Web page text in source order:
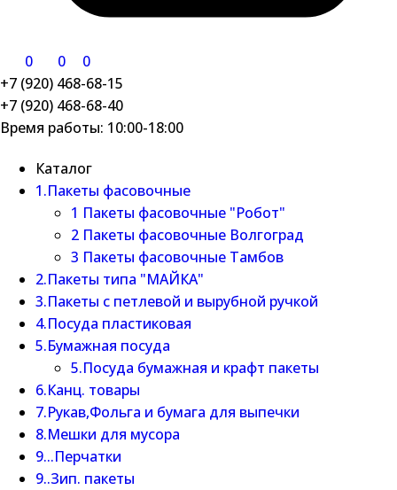
0 0
0
+7 (920) 468-68-15
+7 (920) 468-68-40
Время работы: 10:00-18:00
Каталог
1.Пакеты фасовочные
1 Пакеты фасовочные "Робот"
2 Пакеты фасовочные Волгоград
3 Пакеты фасовочные Тамбов
2.Пакеты типа "МАЙКА"
3.Пакеты с петлевой и вырубной ручкой
4.Посуда пластиковая
5.Бумажная посуда
5.Посуда бумажная и крафт пакеты
6.Канц. товары
7.Рукав,Фольга и бумага для выпечки
8.Мешки для мусора
9...Перчатки
9..Зип. пакеты